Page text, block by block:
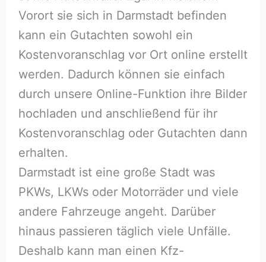
Vorort sie sich in Darmstadt befinden
kann ein Gutachten sowohl ein
Kostenvoranschlag vor Ort online erstellt
werden. Dadurch können sie einfach
durch unsere Online-Funktion ihre Bilder
hochladen und anschließend für ihr
Kostenvoranschlag oder Gutachten dann
erhalten.
Darmstadt ist eine große Stadt was
PKWs, LKWs oder Motorräder und viele
andere Fahrzeuge angeht. Darüber
hinaus passieren täglich viele Unfälle.
Deshalb kann man einen Kfz-